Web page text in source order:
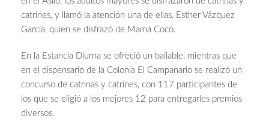
catrines, y llamó la atención una de ellas, Esther Vázquez
García, quien se disfrazó de Mamá Coco.
En la Estancia Diurna se ofreció un bailable, mientras que
en el dispensario de la Colonia El Campanario se realizó un
concurso de catrinas y catrines, con 117 participantes de
los que se eligió a los mejores 12 para entregarles premios
diversos.